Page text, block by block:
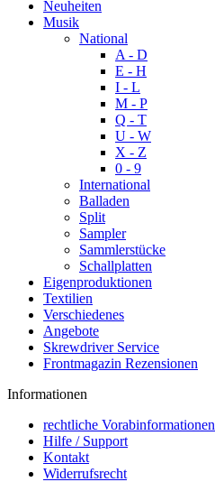
Neuheiten
Musik
National
A - D
E - H
I - L
M - P
Q - T
U - W
X - Z
0 - 9
International
Balladen
Split
Sampler
Sammlerstücke
Schallplatten
Eigenproduktionen
Textilien
Verschiedenes
Angebote
Skrewdriver Service
Frontmagazin Rezensionen
Informationen
rechtliche Vorabinformationen
Hilfe / Support
Kontakt
Widerrufsrecht